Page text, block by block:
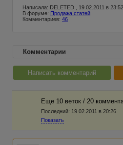
Написала: DELETED , 19.02.2011 в 23:52
В форуме: Продажа статей
Комментариев: 46
Комментарии
Написать комментарий
Еще 10 веток / 20
Последний: 19.02.2011 в 20:26
Показать